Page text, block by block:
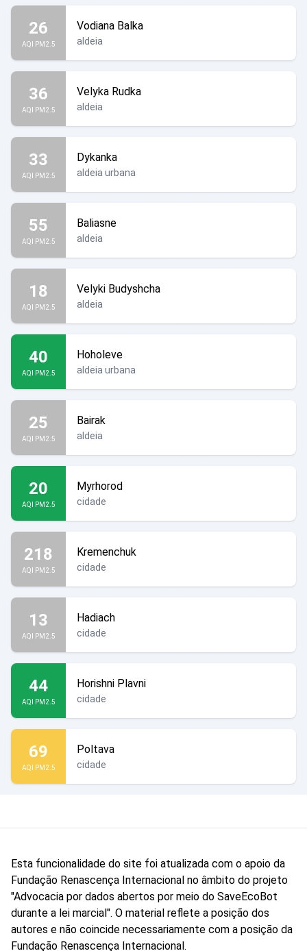
26
AQI PM2.5
Vodiana Balka
aldeia
36
AQI PM2.5
Velyka Rudka
aldeia
33
AQI PM2.5
Dykanka
aldeia urbana
55
AQI PM2.5
Baliasne
aldeia
18
AQI PM2.5
Velyki Budyshcha
aldeia
40
AQI PM2.5
Hoholeve
aldeia urbana
25
AQI PM2.5
Bairak
aldeia
20
AQI PM2.5
Myrhorod
cidade
218
AQI PM2.5
Kremenchuk
cidade
13
AQI PM2.5
Hadiach
cidade
44
AQI PM2.5
Horishni Plavni
cidade
69
AQI PM2.5
Poltava
cidade
Esta funcionalidade do site foi atualizada com o apoio da
Fundação Renascença Internacional no âmbito do projeto
"Advocacia por dados abertos por meio do SaveEcoBot
durante a lei marcial". O material reflete a posição dos
autores e não coincide necessariamente com a posição da
Fundação Renascença Internacional.